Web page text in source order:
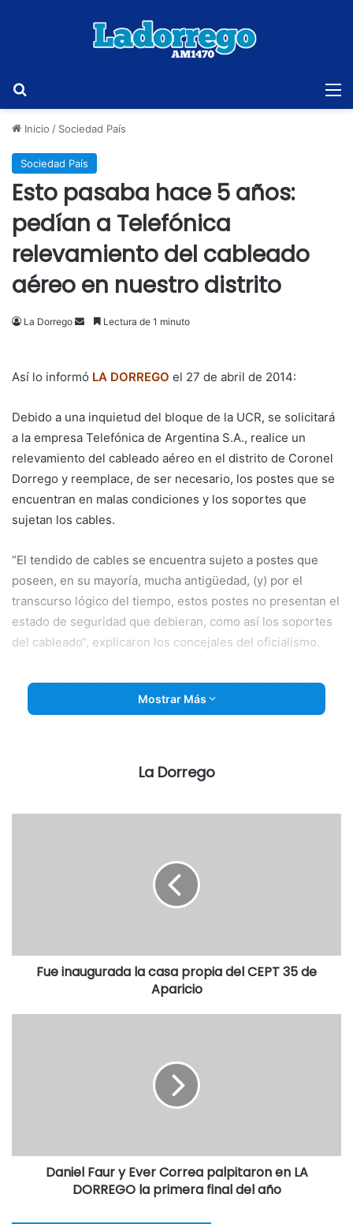
Inicio / Sociedad País
Sociedad País
Esto pasaba hace 5 años:
pedían a Telefónica
relevamiento del cableado
aéreo en nuestro distrito
La Dorrego
SendLectura de 1 minuto
Así lo informó LA DORREGO el 27 de abril de 2014:
Debido a una inquietud del bloque de la UCR, se solicitará
a la empresa Telefónica de Argentina S.A., realice un
relevamiento del cableado aéreo en el distrito de Coronel
Dorrego y reemplace, de ser necesario, los postes que se
encuentran en malas condiciones y los soportes que
sujetan los cables.
“El tendido de cables se encuentra sujeto a postes que
poseen, en su mayoría, mucha antigüedad, (y) por el
transcurso lógico del tiempo, estos postes no presentan el
estado de seguridad que debieran, como así los soportes
del cableado“, explicaron los concejales del oficialismo.
También mencionaron se ha constatado que muchos de
ellos se encuentran inclinados, con riesgo de caerse, y sus
Destacadas
Mostrar Más
La Dorrego
Fue inaugurada la casa propia del CEPT 35 de
Aparicio
Daniel Faur y Ever Correa palpitaron en LA
DORREGO la primera final del año